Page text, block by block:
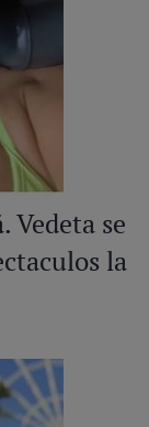
Vedeta se
la